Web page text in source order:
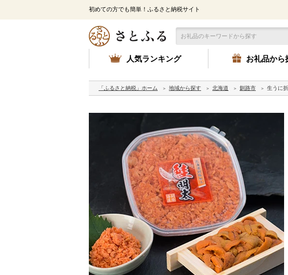
初めての方でも簡単！ふるさと納税サイト
人気ランキング お礼品から
「ふるさと納税」ホーム 地域から探す 北海道 釧路市 生うに